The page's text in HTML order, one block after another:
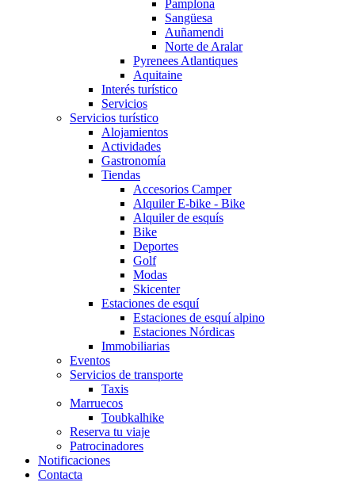
Pamplona
Sangüesa
Auñamendi
Norte de Aralar
Pyrenees Atlantiques
Aquitaine
Interés turístico
Servicios
Servicios turístico
Alojamientos
Actividades
Gastronomía
Tiendas
Accesorios Camper
Alquiler E-bike - Bike
Alquiler de esquís
Bike
Deportes
Golf
Modas
Skicenter
Estaciones de esquí
Estaciones de esquí alpino
Estaciones Nórdicas
Immobiliarias
Eventos
Servicios de transporte
Taxis
Marruecos
Toubkalhike
Reserva tu viaje
Patrocinadores
Notificaciones
Contacta